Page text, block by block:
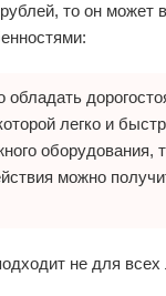
то он
легко и
можно
не для